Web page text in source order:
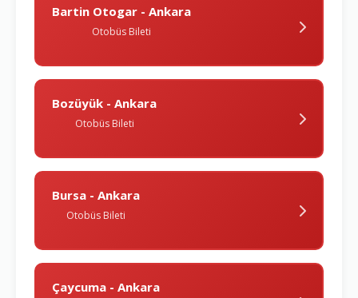
Bartin Otogar - Ankara
Otobüs Bileti
Bozüyük - Ankara
Otobüs Bileti
Bursa - Ankara
Otobüs Bileti
Çaycuma - Ankara